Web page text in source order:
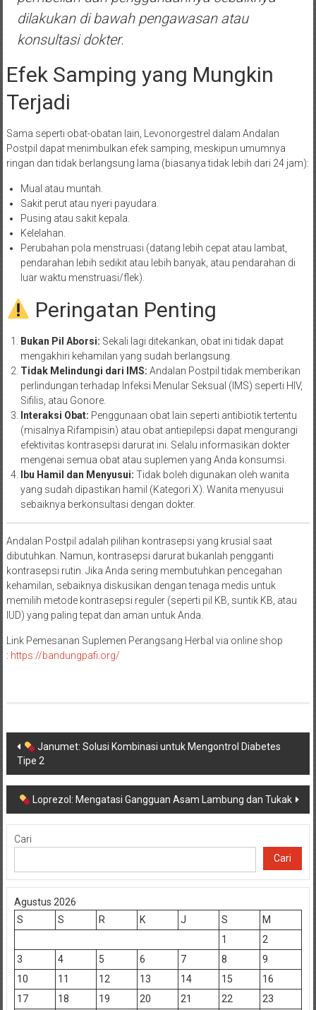
dilakukan di bawah pengawasan atau
konsultasi dokter.
Efek Samping yang Mungkin
Terjadi
Sama seperti obat-obatan lain, Levonorgestrel dalam Andalan
Postpil dapat menimbulkan efek samping, meskipun umumnya
ringan dan tidak berlangsung lama (biasanya tidak lebih dari 24 jam):
Mual atau muntah.
Sakit perut atau nyeri payudara.
Pusing atau sakit kepala.
Kelelahan.
Perubahan pola menstruasi (datang lebih cepat atau lambat,
pendarahan lebih sedikit atau lebih banyak, atau pendarahan di
luar waktu menstruasi/flek).
Peringatan Penting
Bukan Pil Aborsi: Sekali lagi ditekankan, obat ini tidak dapat
mengakhiri kehamilan yang sudah berlangsung.
Tidak Melindungi dari IMS: Andalan Postpil tidak memberikan
perlindungan terhadap Infeksi Menular Seksual (IMS) seperti HIV,
Sifilis, atau Gonore.
Interaksi Obat: Penggunaan obat lain seperti antibiotik tertentu
(misalnya Rifampisin) atau obat antiepilepsi dapat mengurangi
efektivitas kontrasepsi darurat ini. Selalu informasikan dokter
mengenai semua obat atau suplemen yang Anda konsumsi.
Ibu Hamil dan Menyusui: Tidak boleh digunakan oleh wanita
yang sudah dipastikan hamil (Kategori X). Wanita menyusui
sebaiknya berkonsultasi dengan dokter.
Andalan Postpil adalah pilihan kontrasepsi yang krusial saat
dibutuhkan. Namun, kontrasepsi darurat bukanlah pengganti
kontrasepsi rutin. Jika Anda sering membutuhkan pencegahan
kehamilan, sebaiknya diskusikan dengan tenaga medis untuk
memilih metode kontrasepsi reguler (seperti pil KB, suntik KB, atau
IUD) yang paling tepat dan aman untuk Anda.
Link Pemesanan Suplemen Perangsang Herbal via online shop
: https://bandungpafi.org/
Navigasi
pos
Janumet: Solusi Kombinasi untuk Mengontrol Diabetes
Tipe 2
Loprezol: Mengatasi Gangguan Asam Lambung dan Tukak
Cari
Cari
Agustus 2026
S
S R K J S
M
1
2
3
4 5 6 7 8
9
10
11 12 13 14 15
16
17
18 19 20 21 22
23